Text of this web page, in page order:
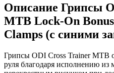
Описание Грипсы
MTB Lock-On
Clamps (с синими
Грипсы ODI Cross Trainer MTB
руля благодаря исполнению из